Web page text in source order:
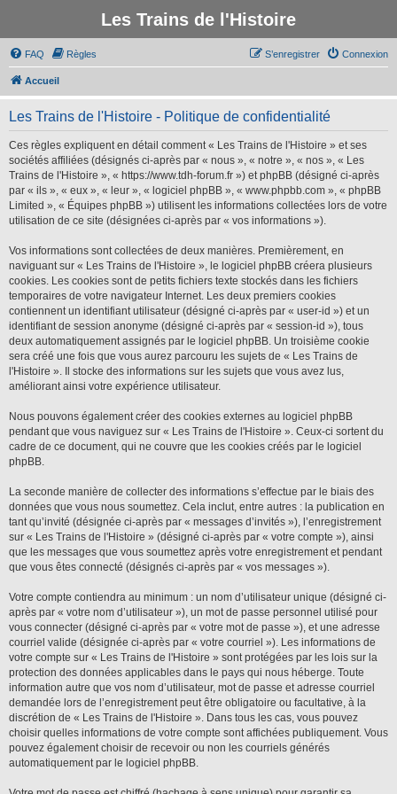
Les Trains de l'Histoire
FAQ Règles Connexion
S’enregistrer
Accueil
Les Trains de l'Histoire - Politique de confidentialité
Ces règles expliquent en détail comment « Les Trains de l'Histoire » et ses
sociétés affiliées (désignés ci-après par « nous », « notre », « nos », « Les
Trains de l'Histoire », « https://www.tdh-forum.fr ») et phpBB (désigné ci-après
par « ils », « eux », « leur », « logiciel phpBB », « www.phpbb.com », « phpBB
Limited », « Équipes phpBB ») utilisent les informations collectées lors de votre
utilisation de ce site (désignées ci-après par « vos informations »).
Vos informations sont collectées de deux manières. Premièrement, en
naviguant sur « Les Trains de l'Histoire », le logiciel phpBB créera plusieurs
cookies. Les cookies sont de petits fichiers texte stockés dans les fichiers
temporaires de votre navigateur Internet. Les deux premiers cookies
contiennent un identifiant utilisateur (désigné ci-après par « user-id ») et un
identifiant de session anonyme (désigné ci-après par « session-id »), tous
deux automatiquement assignés par le logiciel phpBB. Un troisième cookie
sera créé une fois que vous aurez parcouru les sujets de « Les Trains de
l'Histoire ». Il stocke des informations sur les sujets que vous avez lus,
améliorant ainsi votre expérience utilisateur.
Nous pouvons également créer des cookies externes au logiciel phpBB
pendant que vous naviguez sur « Les Trains de l'Histoire ». Ceux-ci sortent du
cadre de ce document, qui ne couvre que les cookies créés par le logiciel
phpBB.
La seconde manière de collecter des informations s’effectue par le biais des
données que vous nous soumettez. Cela inclut, entre autres : la publication en
tant qu’invité (désignée ci-après par « messages d’invités »), l’enregistrement
sur « Les Trains de l'Histoire » (désigné ci-après par « votre compte »), ainsi
que les messages que vous soumettez après votre enregistrement et pendant
que vous êtes connecté (désignés ci-après par « vos messages »).
Votre compte contiendra au minimum : un nom d’utilisateur unique (désigné ci-
après par « votre nom d’utilisateur »), un mot de passe personnel utilisé pour
vous connecter (désigné ci-après par « votre mot de passe »), et une adresse
courriel valide (désignée ci-après par « votre courriel »). Les informations de
votre compte sur « Les Trains de l'Histoire » sont protégées par les lois sur la
protection des données applicables dans le pays qui nous héberge. Toute
information autre que vos nom d’utilisateur, mot de passe et adresse courriel
demandée lors de l’enregistrement peut être obligatoire ou facultative, à la
discrétion de « Les Trains de l'Histoire ». Dans tous les cas, vous pouvez
choisir quelles informations de votre compte sont affichées publiquement. Vous
pouvez également choisir de recevoir ou non les courriels générés
automatiquement par le logiciel phpBB.